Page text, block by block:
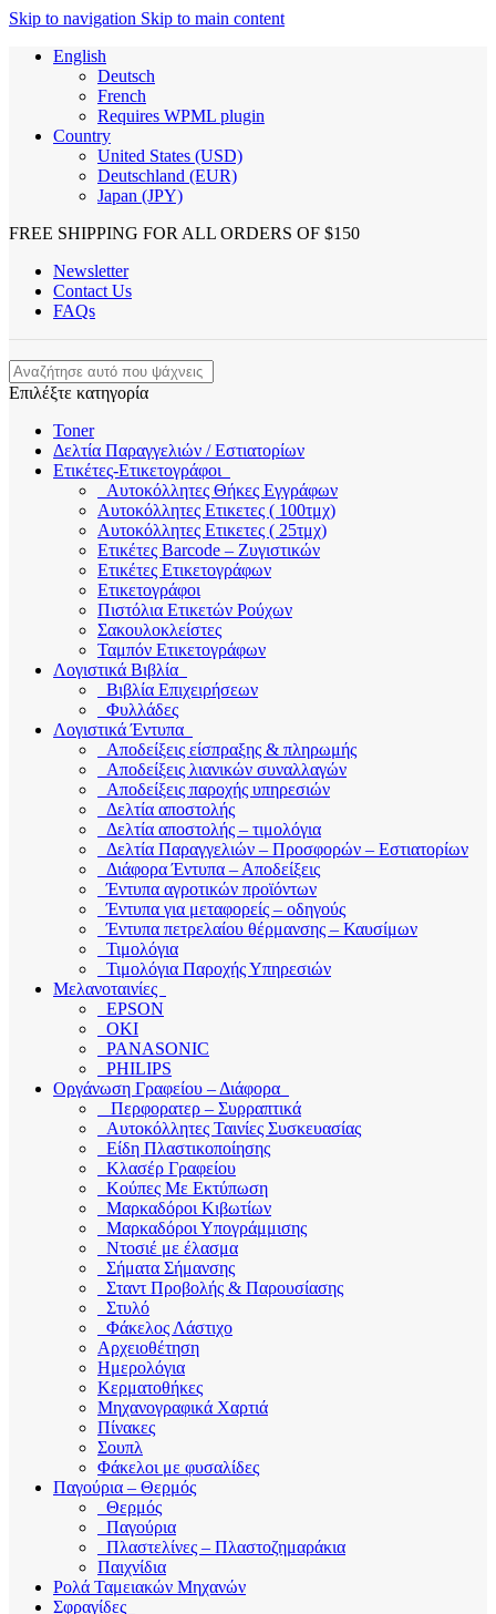
Skip to navigation Skip to main content
English
Deutsch
French
Requires WPML plugin
Country
United States (USD)
Deutschland (EUR)
Japan (JPY)
FREE SHIPPING FOR ALL ORDERS OF $150
Newsletter
Contact Us
FAQs
Επιλέξτε κατηγορία
Toner
Δελτία Παραγγελιών / Εστιατορίων
Ετικέτες-Ετικετογράφοι
Αυτοκόλλητες Θήκες Εγγράφων
Αυτοκόλλητες Ετικετες ( 100τμχ)
Αυτοκόλλητες Ετικετες ( 25τμχ)
Ετικέτες Barcode – Ζυγιστικών
Ετικέτες Ετικετογράφων
Ετικετογράφοι
Πιστόλια Ετικετών Ρούχων
Σακουλοκλείστες
Ταμπόν Ετικετογράφων
Λογιστικά Βιβλία
Βιβλία Επιχειρήσεων
Φυλλάδες
Λογιστικά Έντυπα
Αποδείξεις είσπραξης & πληρωμής
Αποδείξεις λιανικών συναλλαγών
Αποδείξεις παροχής υπηρεσιών
Δελτία αποστολής
Δελτία αποστολής – τιμολόγια
Δελτία Παραγγελιών – Προσφορών – Εστιατορίων
Διάφορα Έντυπα – Αποδείξεις
Έντυπα αγροτικών προϊόντων
Έντυπα για μεταφορείς – οδηγούς
Έντυπα πετρελαίου θέρμανσης – Καυσίμων
Τιμολόγια
Τιμολόγια Παροχής Υπηρεσιών
Μελανοταινίες
EPSON
OKI
PANASONIC
PHILIPS
Οργάνωση Γραφείου – Διάφορα
Περφορατερ – Συρραπτικά
Αυτοκόλλητες Ταινίες Συσκευασίας
Είδη Πλαστικοποίησης
Κλασέρ Γραφείου
Κούπες Με Εκτύπωση
Μαρκαδόροι Κιβωτίων
Μαρκαδόροι Υπογράμμισης
Ντοσιέ με έλασμα
Σήματα Σήμανσης
Σταντ Προβολής & Παρουσίασης
Στυλό
Φάκελος Λάστιχο
Αρχειοθέτηση
Ημερολόγια
Κερματοθήκες
Μηχανογραφικά Χαρτιά
Πίνακες
Σουπλ
Φάκελοι με φυσαλίδες
Παγούρια – Θερμός
Θερμός
Παγούρια
Πλαστελίνες – Πλαστοζημαράκια
Παιχνίδια
Ρολά Ταμειακών Μηχανών
Σφραγίδες